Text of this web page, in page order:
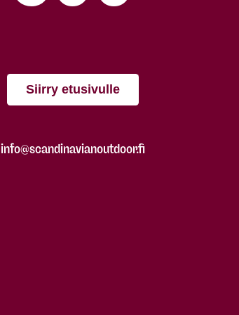
Siirry etusivulle
info@scandinavianoutdoor.fi